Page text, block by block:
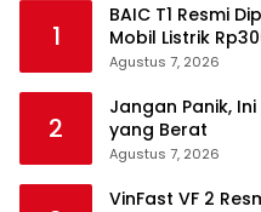
1
BAIC T1 Resmi
Mobil Listrik
Pasar EV
Agustus 7, 2026
2
Jangan Panik,
yang Berat
Agustus 7, 2026
VinFast VF 2